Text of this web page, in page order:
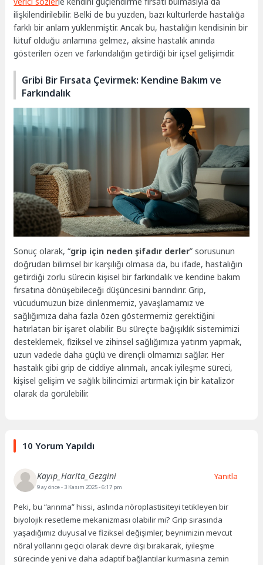
ilişkilendirilebilir. Belki de bu yüzden, bazı kültürlerde hastalığa
farklı bir anlam yüklenmiştir. Ancak bu, hastalığın kendisinin bir
lütuf olduğu anlamına gelmez, aksine hastalık anında
gösterilen özen ve farkındalığın getirdiği bir içsel gelişimdir.
Gribi Bir Fırsata Çevirmek: Kendine Bakım ve
Farkındalık
Sonuç olarak, “grip için neden şifadır derler” sorusunun
doğrudan bilimsel bir karşılığı olmasa da, bu ifade, hastalığın
getirdiği zorlu sürecin kişisel bir farkındalık ve kendine bakım
fırsatına dönüşebileceği düşüncesini barındırır. Grip,
vücudumuzun bize dinlenmemiz, yavaşlamamız ve
sağlığımıza daha fazla özen göstermemiz gerektiğini
hatırlatan bir işaret olabilir. Bu süreçte bağışıklık sistemimizi
desteklemek, fiziksel ve zihinsel sağlığımıza yatırım yapmak,
uzun vadede daha güçlü ve dirençli olmamızı sağlar. Her
hastalık gibi grip de ciddiye alınmalı, ancak iyileşme süreci,
kişisel gelişim ve sağlık bilincimizi artırmak için bir katalizör
olarak da görülebilir.
10 Yorum Yapıldı
Kayıp_Harita_Gezgini
9 ay önce- 3 Kasım 2025 - 6:17 pm
Peki, bu “arınma” hissi, aslında nöroplastisiteyi tetikleyen bir
biyolojik resetleme mekanizması olabilir mi? Grip sırasında
yaşadığımız duyusal ve fiziksel değişimler, beynimizin mevcut
nöral yollarını geçici olarak devre dışı bırakarak, iyileşme
sürecinde yeni ve daha adaptif bağlantılar kurmasına zemin
Yanıtla